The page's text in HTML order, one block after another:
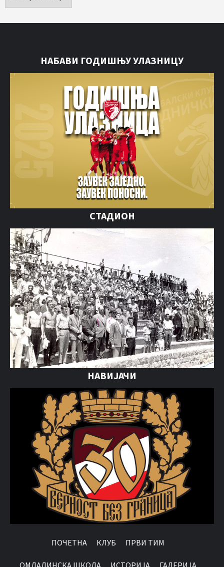
НАБАВИ ГОДИШЊУ УЛАЗНИЦУ
СТАДИОН
НАВИЈАЧИ
ПОЧЕТНА КЛУБ ПРВИ ТИМ
OМЛАДИНСКА ШКОЛА ИСТОРИЈА ГАЛЕРИЈА